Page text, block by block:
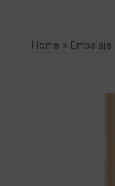
Home » Embalaje